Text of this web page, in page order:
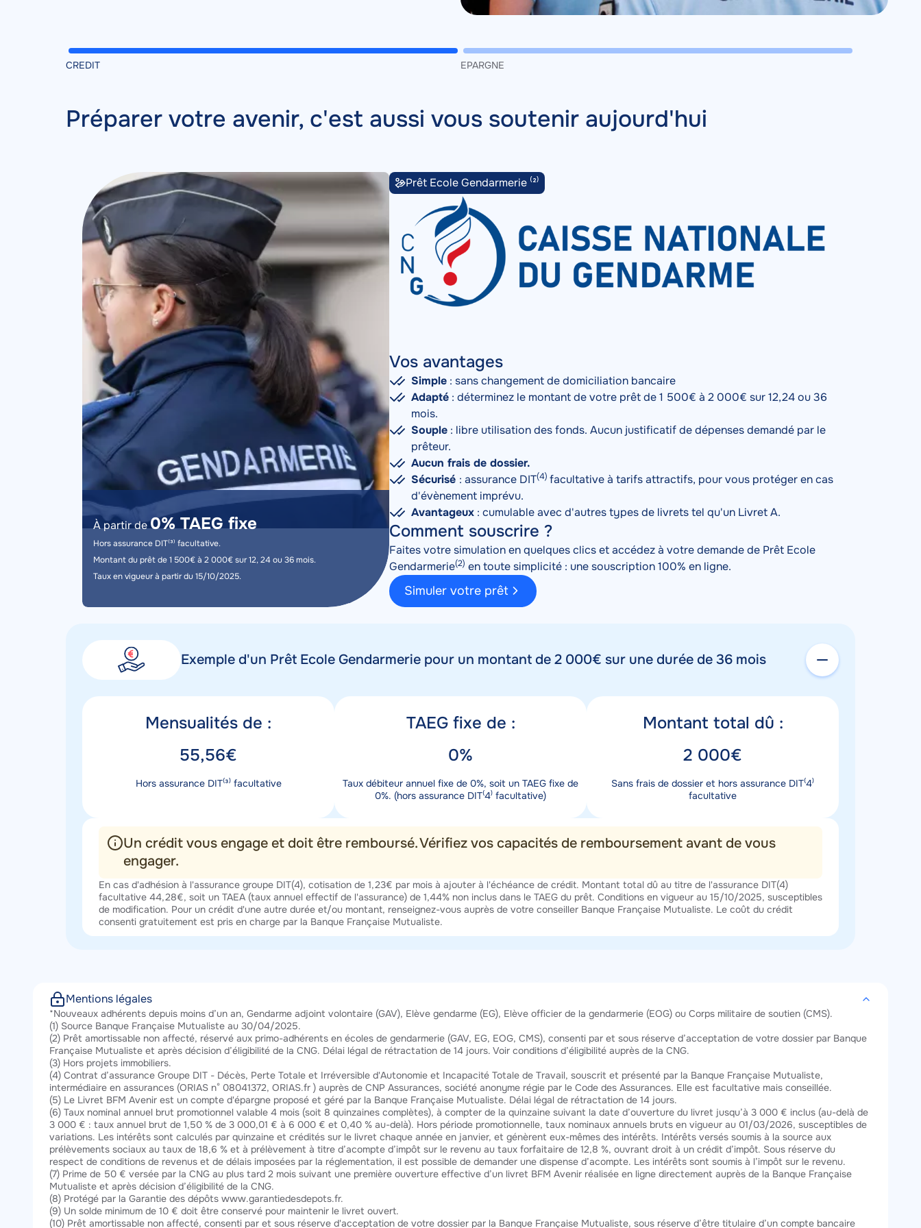
CREDIT EPARGNE
Tabs
Titre
l’onglet
Préparer votre avenir, c'est aussi vous soutenir aujourd'hui
Image
Image
Description
À partir de0% TAEG fixe
Hors assurance DIT⁽³⁾ facultative.
Montant du prêt de 1 500€ à 2 000€ sur 12, 24 ou 36 mois.
Taux en vigueur à partir du 15/10/2025.
Prêt Ecole Gendarmerie ⁽²⁾
Vos avantages
Simple : sans changement de domiciliation bancaire
Adapté : déterminez le montant de votre prêt de 1 500€ à 2 000€ sur 12,24 ou 36
mois.
Souple : libre utilisation des fonds. Aucun justificatif de dépenses demandé par le
prêteur.
Aucun frais de dossier.
Sécurisé : assurance DIT(4) facultative à tarifs attractifs, pour vous protéger en cas
d'évènement imprévu.
Avantageux : cumulable avec d'autres types de livrets tel qu'un Livret A.
Comment souscrire ?
Faites votre simulation en quelques clics et accédez à votre demande de Prêt Ecole
Gendarmerie(2) en toute simplicité : une souscription 100% en ligne.
Simuler votre prêt
Exemple d'un Prêt Ecole Gendarmerie pour un montant de 2 000€ sur une durée de 36 mois
Mensualités de :
mensualités
55,56€
DescriptionHors assurance DIT⁽³⁾ facultative
TAEG fixe de :
taux
0%
Description
Taux débiteur annuel fixe de 0%, soit un TAEG fixe de
0%. (hors assurance DIT⁽4⁾ facultative)
Montant total dû :
montant
2 000€
Description
Sans frais de dossier et hors assurance DIT⁽4⁾
facultative
Un crédit vous engage et doit être remboursé. Vérifiez vos capacités de remboursement avant de vous
engager.
Texte
En cas d'adhésion à l'assurance groupe DIT(4), cotisation de 1,23€ par mois à ajouter à l'échéance de crédit. Montant total dû au titre de l'assurance DIT(4)
facultative 44,28€, soit un TAEA (taux annuel effectif de l'assurance) de 1,44% non inclus dans le TAEG du prêt. Conditions en vigueur au 15/10/2025, susceptibles
de modification. Pour un crédit d'une autre durée et/ou montant, renseignez-vous auprès de votre conseiller Banque Française Mutualiste. Le coût du crédit
consenti gratuitement est pris en charge par la Banque Française Mutualiste.
Mentions légales
Texte
*Nouveaux adhérents depuis moins d’un an, Gendarme adjoint volontaire (GAV), Elève gendarme (EG), Elève officier de la gendarmerie (EOG) ou Corps militaire de soutien (CMS).
(1) Source Banque Française Mutualiste au 30/04/2025.
(2) Prêt amortissable non affecté, réservé aux primo-adhérents en écoles de gendarmerie (GAV, EG, EOG, CMS), consenti par et sous réserve d’acceptation de votre dossier par Banque
Française Mutualiste et après décision d’éligibilité de la CNG. Délai légal de rétractation de 14 jours. Voir conditions d’éligibilité auprès de la CNG.
(3) Hors projets immobiliers.
(4) Contrat d’assurance Groupe DIT - Décès, Perte Totale et Irréversible d'Autonomie et Incapacité Totale de Travail, souscrit et présenté par la Banque Française Mutualiste,
intermédiaire en assurances (ORIAS n° 08041372, ORIAS.fr ) auprès de CNP Assurances, société anonyme régie par le Code des Assurances. Elle est facultative mais conseillée.
(5) Le Livret BFM Avenir est un compte d'épargne proposé et géré par la Banque Française Mutualiste. Délai légal de rétractation de 14 jours.
(6) Taux nominal annuel brut promotionnel valable 4 mois (soit 8 quinzaines complètes), à compter de la quinzaine suivant la date d’ouverture du livret jusqu’à 3 000 € inclus (au-delà de
3 000 € : taux annuel brut de 1,50 % de 3 000,01 € à 6 000 € et 0,40 % au-delà). Hors période promotionnelle, taux nominaux annuels bruts en vigueur au 01/03/2026, susceptibles de
variations. Les intérêts sont calculés par quinzaine et crédités sur le livret chaque année en janvier, et génèrent eux-mêmes des intérêts. Intérêts versés soumis à la source aux
prélèvements sociaux au taux de 18,6 % et à prélèvement à titre d’acompte d’impôt sur le revenu au taux forfaitaire de 12,8 %, ouvrant droit à un crédit d’impôt. Sous réserve du
respect de conditions de revenus et de délais imposées par la réglementation, il est possible de demander une dispense d’acompte. Les intérêts sont soumis à l’impôt sur le revenu.
(7) Prime de 50 € versée par la CNG au plus tard 2 mois suivant une première ouverture effective d’un livret BFM Avenir réalisée en ligne directement auprès de la Banque Française
Mutualiste et après décision d’éligibilité de la CNG.
(8) Protégé par la Garantie des dépôts www.garantiedesdepots.fr.
(9) Un solde minimum de 10 € doit être conservé pour maintenir le livret ouvert.
(10) Prêt amortissable non affecté, consenti par et sous réserve d'acceptation de votre dossier par la Banque Française Mutualiste, sous réserve d’être titulaire d’un compte bancaire